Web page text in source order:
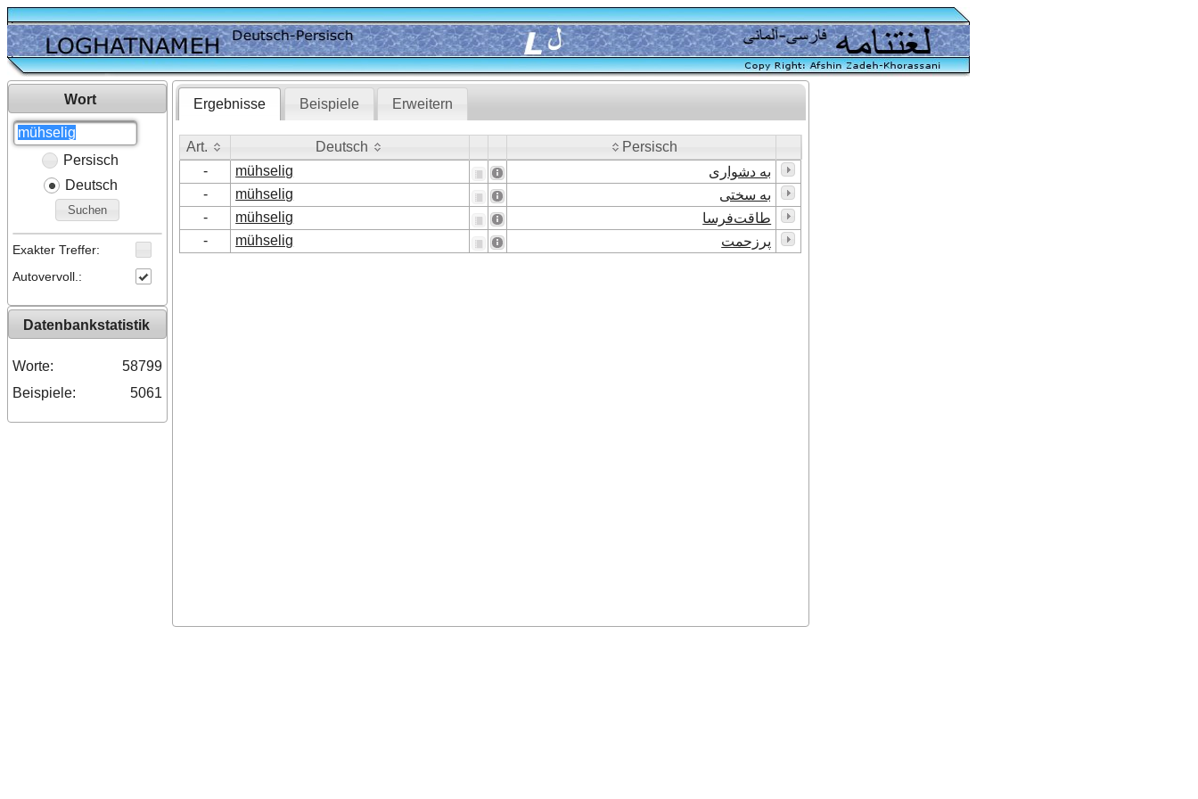
Wort
Persisch
Deutsch
Suchen
Exakter Treffer:
Autovervoll.:
Datenbankstatistik
Worte:
58799
Beispiele:
5061
Ergebnisse Beispiele Erweitern
Art. Deutsch
Persisch
- mühselig
به دشواری
-
mühselig
به سختی
-
mühselig
طاقت‌فرسا
-
mühselig پرزحمت